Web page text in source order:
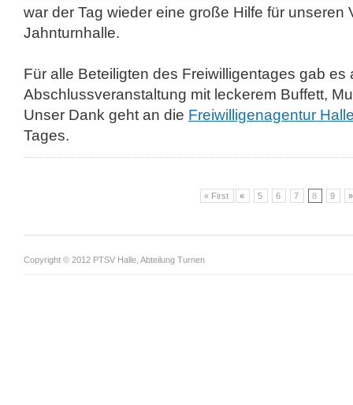
war der Tag wieder eine große Hilfe für unseren
Jahnturnhalle.
Für alle Beteiligten des Freiwilligentages gab
Abschlussveranstaltung mit leckerem Buffett,
Unser Dank geht an die Freiwilligenagentur
Tages.
« First « 5 6 7 8 9 »
Copyright © 2012 PTSV Halle, Abteilung Turnen